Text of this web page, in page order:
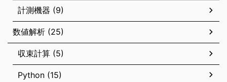
計測機器 (9)
数値解析 (25)
収束計算 (5)
Python (15)